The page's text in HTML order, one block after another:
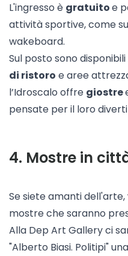
L'ingresso è gratuitoe
attività sportive, come
wakeboard.
Sul posto sono
di ristoro e aree
l’Idroscalo offre giostre
pensate per il loro
4. Mostre in
Se siete amanti
mostre che saranno
Alla Dep Art Gallery ci
"Alberto Biasi. Politipi"